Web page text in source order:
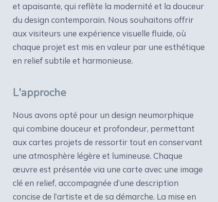
et apaisante, qui reflète la modernité et la douceur
du design contemporain. Nous souhaitons offrir
aux visiteurs une expérience visuelle fluide, où
chaque projet est mis en valeur par une esthétique
en relief subtile et harmonieuse.
L'approche
Nous avons opté pour un design neumorphique
qui combine douceur et profondeur, permettant
aux cartes projets de ressortir tout en conservant
une atmosphère légère et lumineuse. Chaque
œuvre est présentée via une carte avec une image
clé en relief, accompagnée d’une description
concise de l’artiste et de sa démarche. La mise en